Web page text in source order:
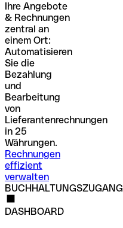
Ihre Angebote
& Rechnungen
zentral an
einem Ort:
Automatisieren
Sie die
Bezahlung
und
Bearbeitung
von
Lieferantenrechnungen
in 25
Währungen.
Rechnungen
effizient
verwalten
BUCHHALTUNGSZUGANG
DASHBOARD